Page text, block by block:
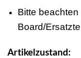
Bitte
Board/
Artikelzustand: